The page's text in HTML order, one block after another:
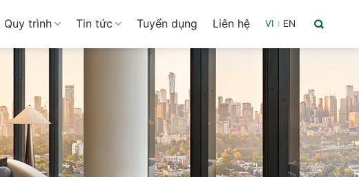
Quy trình Tin tức Tuyển dụng Liên hệ VI | EN